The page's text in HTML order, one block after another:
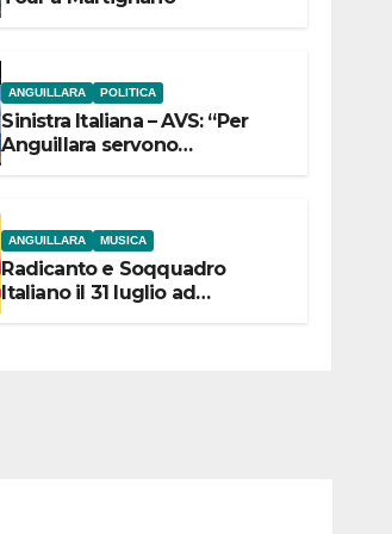
ANGUILLARA POLITICA
Sinistra Italiana – AVS: “Per
Anguillara servono
ANGUILLARA MUSICA
Radicanto e Soqquadro
Italiano il 31 luglio ad